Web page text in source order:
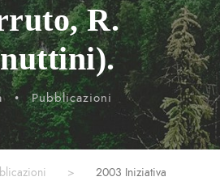
R.
• Pubblicazioni
>
2003 Iniziativa